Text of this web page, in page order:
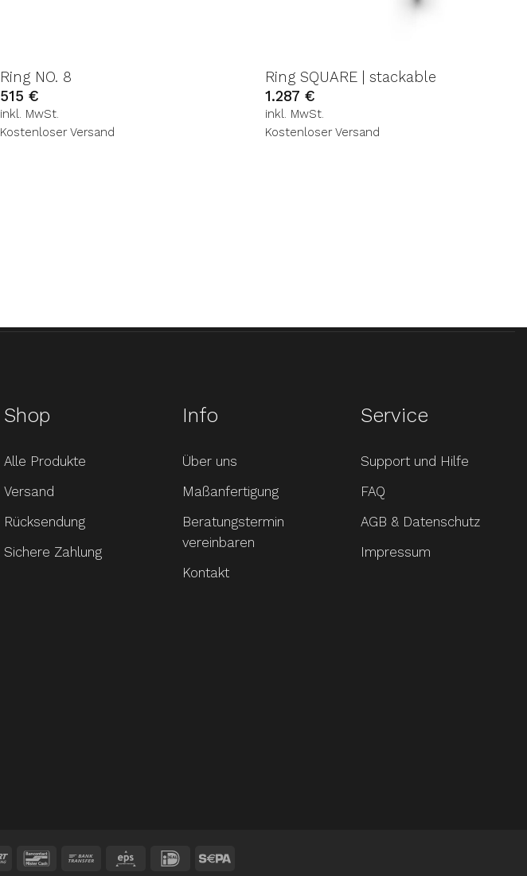
Ring NO. 8
515 €
inkl. MwSt.
Kostenloser Versand
Ring SQUARE | stackable
1.287€
inkl. MwSt.
Kostenloser Versand
Shop
Alle Produkte
Versand
Rücksendung
Sichere Zahlung
Info
Über uns
Maßanfertigung
Beratungstermin
vereinbaren
Kontakt
Service
Support und Hilfe
FAQ
AGB & Datenschutz
Impressum